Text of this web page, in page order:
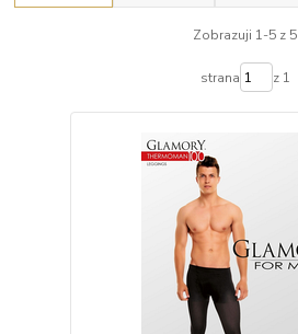
Zobrazuji 1-5 z 5
strana z 1